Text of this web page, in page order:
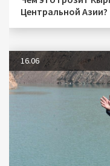
Центральной Азии?
16.06